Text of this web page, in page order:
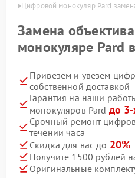
Цифровой монокуляр Pard
Замена
монокуляре Pard
Привезем и увезем
собственной доставкой
Гарантия на наши
монокуляров Pard до 3-
Срочный ремонт
течении часа
Скидка для вас до 20%
Получите 1500 рублей
Оригинальные